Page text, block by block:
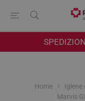
Home Igiene
Marvis